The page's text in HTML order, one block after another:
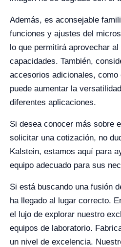
Además, es aconsejable
funciones y ajustes del
lo que permitirá aprovechar
capacidades. También,
accesorios adicionales,
puede aumentar la
diferentes aplicaciones.
Si desea conocer más sobre
solicitar una cotización, no
Kalstein, estamos aquí para
equipo adecuado para sus
Si está buscando una fusión
ha llegado al lugar correcto.
el lujo de explorar nuestro
equipos de laboratorio.
un nivel de excelencia.